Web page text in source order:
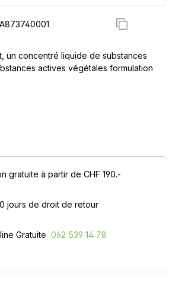
un concentré liquide de substances
actives végétales formulation
gratuite à partir de CHF 190.-
jours de droit de retour
Gratuite 062 539 14 78